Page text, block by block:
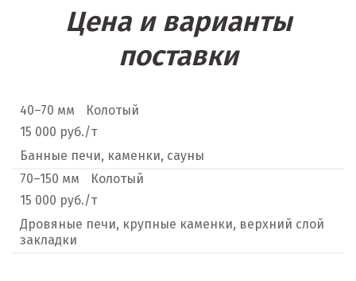
Цена и варианты
поставки
40–70 мм
Колотый
15 000 руб./т
Банные печи, каменки, сауны
70–150 мм
Колотый
15 000 руб./т
Дровяные печи, крупные каменки, верхний слой
закладки